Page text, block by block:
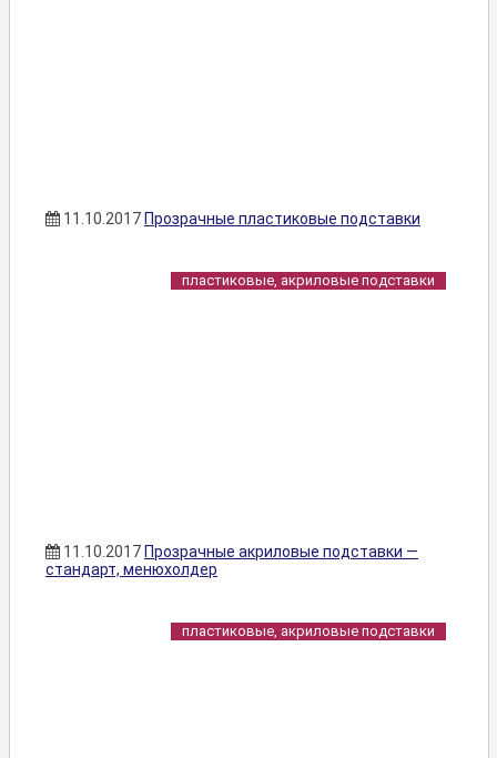
11.10.2017 Прозрачные пластиковые подставки
пластиковые, акриловые подставки
11.10.2017 Прозрачные акриловые подставки —
стандарт, менюхолдер
пластиковые, акриловые подставки